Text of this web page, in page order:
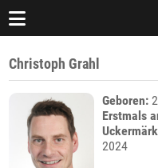
Christoph Grahl
Geboren:
Erstmals
2024